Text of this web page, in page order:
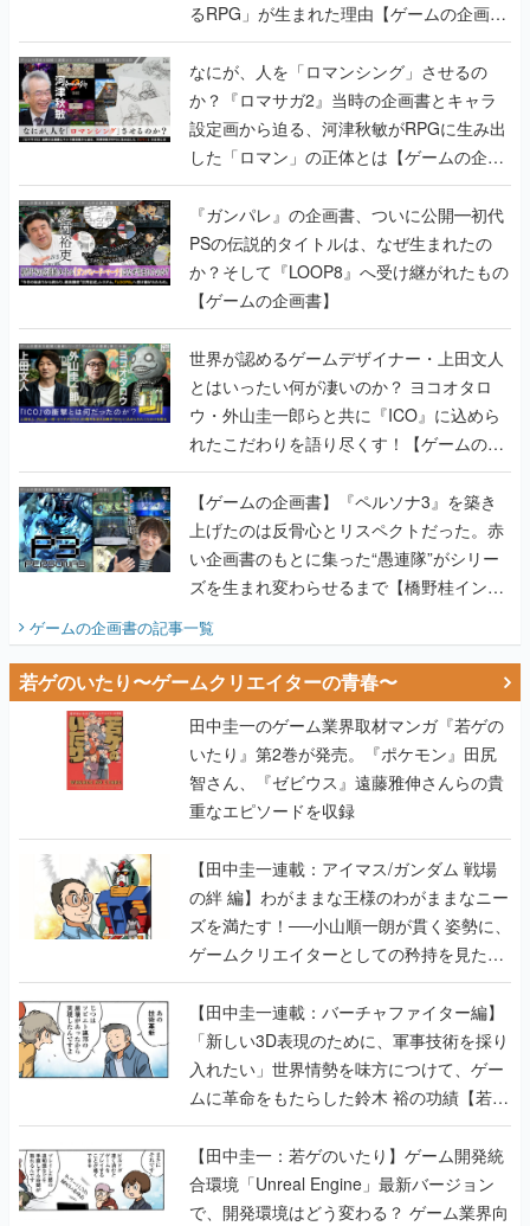
るRPG」が生まれた理由【ゲームの企画
書】
なにが、人を「ロマンシング」させるの
か？『ロマサガ2』当時の企画書とキャラ
設定画から迫る、河津秋敏がRPGに生み出
した「ロマン」の正体とは【ゲームの企画
書】
『ガンパレ』の企画書、ついに公開━初代
PSの伝説的タイトルは、なぜ生まれたの
か？そして『LOOP8』へ受け継がれたもの
【ゲームの企画書】
世界が認めるゲームデザイナー・上田文人
とはいったい何が凄いのか？ ヨコオタロ
ウ・外山圭一郎らと共に『ICO』に込めら
れたこだわりを語り尽くす！【ゲームの企
画書】
【ゲームの企画書】『ペルソナ3』を築き
上げたのは反骨心とリスペクトだった。赤
い企画書のもとに集った“愚連隊”がシリー
ズを生まれ変わらせるまで【橋野桂インタ
ビュー】
ゲームの企画書の記事一覧
若ゲのいたり〜ゲームクリエイターの青春〜
田中圭一のゲーム業界取材マンガ『若ゲの
いたり』第2巻が発売。『ポケモン』田尻
智さん、『ゼビウス』遠藤雅伸さんらの貴
重なエピソードを収録
【田中圭一連載：アイマス/ガンダム 戦場
の絆 編】わがままな王様のわがままなニー
ズを満たす！──小山順一朗が貫く姿勢に、
ゲームクリエイターとしての矜持を見た
【若ゲのいたり最終回】
【田中圭一連載：バーチャファイター編】
「新しい3D表現のために、軍事技術を採り
入れたい」世界情勢を味方につけて、ゲー
ムに革命をもたらした鈴木 裕の功績【若ゲ
のいたり】
【田中圭一：若ゲのいたり】ゲーム開発統
合環境「Unreal Engine」最新バージョン
で、開発環境はどう変わる？ ゲーム業界向